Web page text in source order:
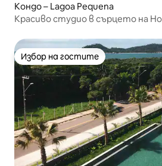
Кондо – Lagoa Pequena
Красиво студио в сърцето на
Избор на гостите
Избор на гостите